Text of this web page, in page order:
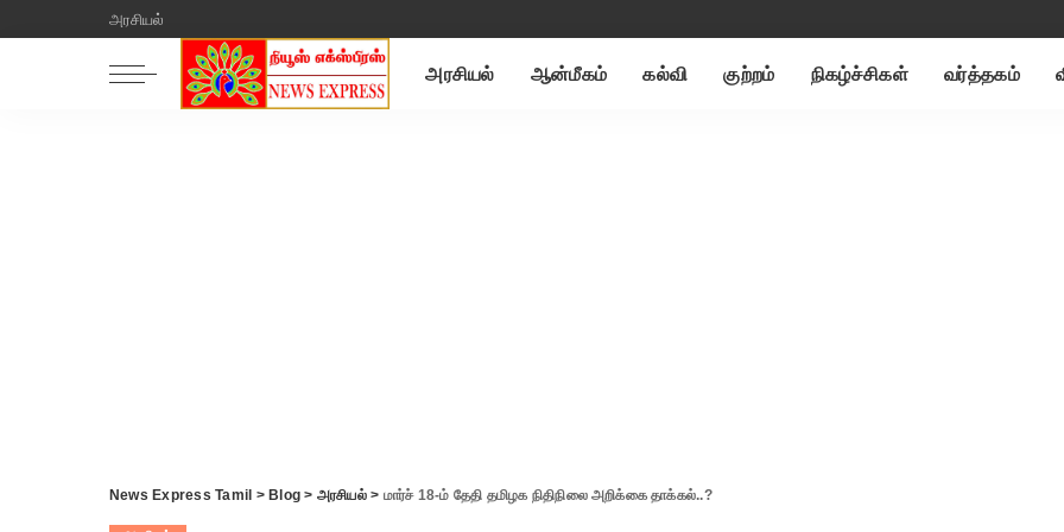
அரசியல்
அரசியல் ஆன்மீகம் கல்வி குற்றம் நிகழ்ச்சிகள் வர்த்தகம்
News Express Tamil > Blog > அரசியல்> மார்ச் 18-ம் தேதி தமிழக நிதிநிலை அறிக்கை தாக்கல்..?